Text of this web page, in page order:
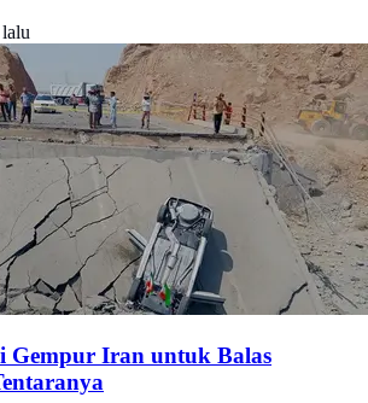
Gempur Iran untuk Balas